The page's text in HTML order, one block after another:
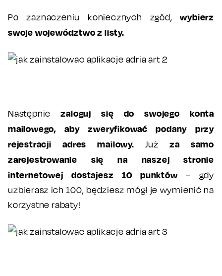
Po zaznaczeniu koniecznych zgód,wybierz
swoje województwo z listy.
Następniezaloguj się do swojego konta
mailowego, aby zweryfikować podany przy
rejestracji adres mailowy. Już za samo
zarejestrowanie się na naszej stronie
internetowej dostajesz 10 punktów– gdy
uzbierasz ich 100, będziesz mógł je wymienić na
korzystne rabaty!